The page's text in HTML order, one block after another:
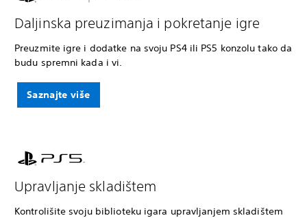
Daljinska preuzimanja i pokretanje igre
Preuzmite igre i dodatke na svoju PS4 ili PS5 konzolu tako da
budu spremni kada i vi.
Saznajte više
Upravljanje skladištem
Kontrolišite svoju biblioteku igara upravljanjem skladištem